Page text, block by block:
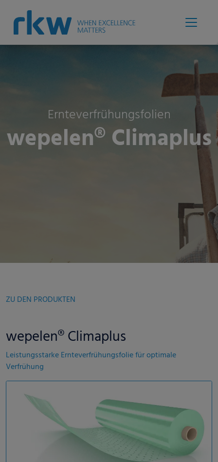
Ernteverfrühungsfolien
wepelen® Climaplus
ZU DEN PRODUKTEN
wepelen® Climaplus
Leistungsstarke Ernteverfrühungsfolie für optimale
Verfrühung